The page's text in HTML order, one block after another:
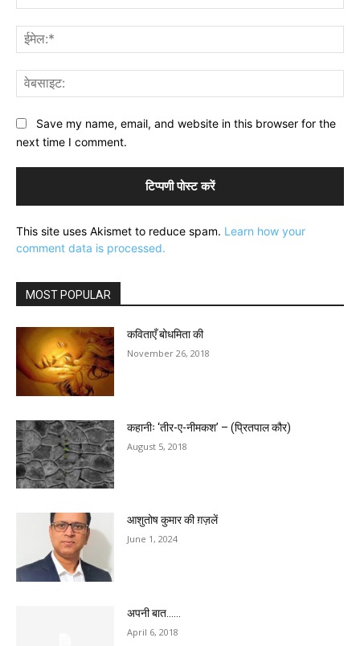
Save my name, email, and website in this browser for the
next time I comment.
This site uses Akismet to reduce spam. Learn how your
comment data is processed.
MOST POPULAR
कविताएँ बोधमिता की
November 26, 2018
कहानीः ‘तीर-ए-नीमकश’ – (प्रितपाल कौर)
August 5, 2018
आशुतोष कुमार की ग़ज़लें
June 1, 2024
अपनी बात……
April 6, 2018